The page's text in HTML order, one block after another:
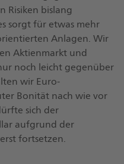
Risiken bislang
sorgt für etwas mehr
Anlagen. Wir
Aktienmarkt und
noch leicht gegenüber
wir Euro-
Bonität nach wie vor
sich der
aufgrund der
fortsetzen.